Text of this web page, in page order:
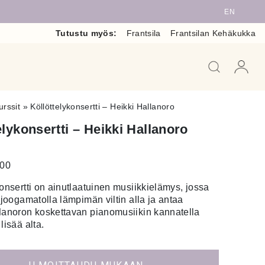
EN
Tutustu myös: Frantsila Frantsilan Kehäkukka
When
» Köllöttelykonsertti – Heikki Hallanoro
– Heikki Hallanoro
on ainutlaatuinen musiikkielämys, jossa
lämpimän viltin alla ja antaa
koskettavan pianomusiikin kannatella
alta.